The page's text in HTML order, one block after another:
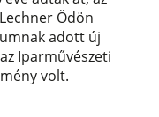
Ödön
adott új
Iparművészeti
volt.